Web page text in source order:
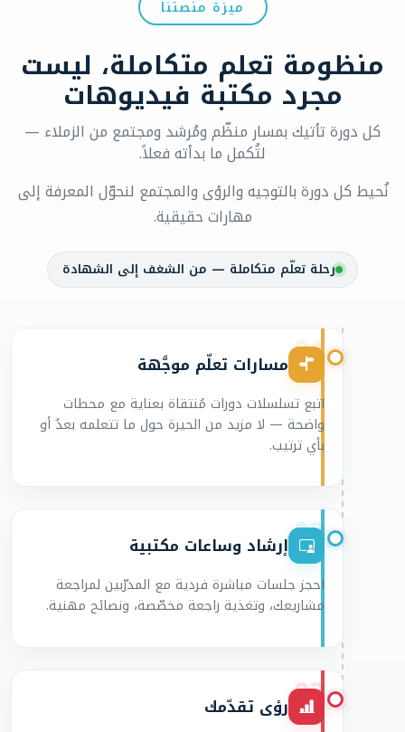
ميزة منصتنا
منظومة تعلم متكاملة، ليست
مجرد مكتبة فيديوهات
كل دورة تأتيك بمسار منظّم ومُرشد ومجتمع من الزملاء —
لتُكمل ما بدأته فعلاً.
نُحيط كل دورة بالتوجيه والرؤى والمجتمع لنحوّل المعرفة إلى
مهارات حقيقية.
رحلة تعلّم متكاملة — من الشغف إلى الشهادة
01 مسارات تعلّم موجَّهة
اتبع تسلسلات دورات مُنتقاة بعناية مع محطات
واضحة — لا مزيد من الحيرة حول ما تتعلمه بعدُ أو
بأي ترتيب.
02 إرشاد وساعات مكتبية
احجز جلسات مباشرة فردية مع المدرّبين لمراجعة
مشاريعك، وتغذية راجعة مخصّصة، ونصائح مهنية.
03 رؤى تقدّمك